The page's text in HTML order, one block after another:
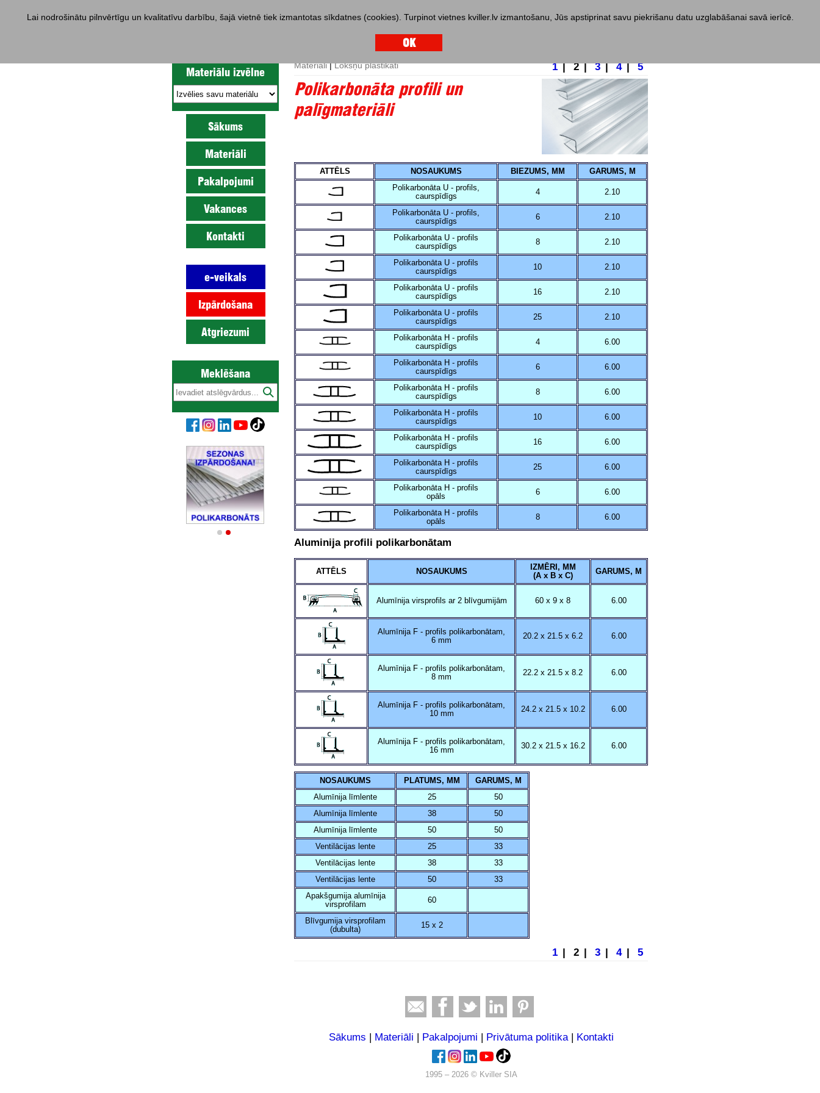
Materiālu izvēlne
Sākums
Materiāli
Pakalpojumi
Vakances
Kontakti
e-veikals
Izpārdošana
Atgriezumi
Meklēšana
Materiāli|Lokšņu plastikāti 1 | 2 | 3 | 4 | 5
Polikarbonāta profili un
palīgmateriāli
ATTĒLS NOSAUKUMS BIEZUMS, MM
GARUMS, M
Polikarbonāta U - profils,
caurspīdīgs
4 2.10
Polikarbonāta U - profils,
caurspīdīgs
6 2.10
Polikarbonāta U - profils
caurspīdīgs
8 2.10
Polikarbonāta U - profils
caurspīdīgs
10 2.10
Polikarbonāta U - profils
caurspīdīgs
16 2.10
Polikarbonāta U - profils
caurspīdīgs
25 2.10
Polikarbonāta H - profils
caurspīdīgs
4 6.00
Polikarbonāta H - profils
caurspīdīgs
6 6.00
Polikarbonāta H - profils
caurspīdīgs
8 6.00
Polikarbonāta H - profils
caurspīdīgs
10 6.00
Polikarbonāta H - profils
caurspīdīgs
16 6.00
Polikarbonāta H - profils
caurspīdīgs
25 6.00
Polikarbonāta H - profils
opāls
6 6.00
Polikarbonāta H - profils
opāls
8 6.00
Aluminija profili polikarbonātam
ATTĒLS NOSAUKUMS
IZMĒRI, MM
(A x B x C)
GARUMS, M
Alumīnija virsprofils ar 2 blīvgumijām 60 x 9 x 8 6.00
Alumīnija F - profils polikarbonātam,
6 mm
20.2 x 21.5 x 6.2 6.00
Alumīnija F - profils polikarbonātam,
8 mm
22.2 x 21.5 x 8.2 6.00
Alumīnija F - profils polikarbonātam,
10 mm
24.2 x 21.5 x 10.2 6.00
Alumīnija F - profils polikarbonātam,
16 mm
30.2 x 21.5 x 16.2 6.00
NOSAUKUMS PLATUMS, MM
GARUMS, M
Alumīnija līmlente
25
50
Alumīnija līmlente
38
50
Alumīnija līmlente
50
50
Ventilācijas lente
25
33
Ventilācijas lente
38
33
Ventilācijas lente
50
33
Apakšgumija alumīnija
virsprofilam
60
Blīvgumija virsprofilam
(dubulta)
15 x 2
1 2 3 4 5
Sākums Materiāli Pakalpojumi Privātuma politika| Kontakti
1995 – 2026 © Kviller SIA
Lai nodrošinātu pilnvērtīgu un kvalitatīvu darbību, šajā vietnē tiek izmantotas sīkdatnes (cookies). Turpinot vietnes kviller.lv izmantošanu, Jūs apstiprinat savu piekrišanu datu uzglabāšanai savā ierīcē.
OK